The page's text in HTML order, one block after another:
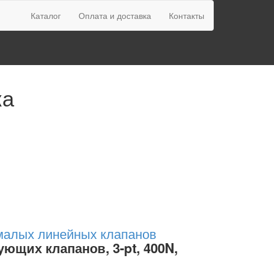
Каталог Оплата и доставка Контакты
линейных клапанов
клапанов, 3-pt, 400N,